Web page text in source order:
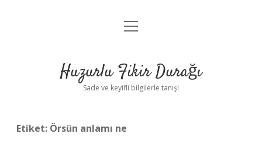
Anasayfa
Yasal Uyarı
menüyü
Huzurlu Fikir Durağı
Sade ve keyifli bilgilerle tanış!
Etiket: Örsün anlamı ne